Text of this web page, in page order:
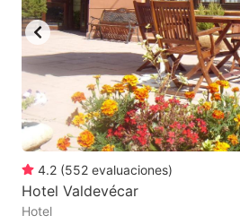
4.2 (552 evaluaciones)
Hotel Valdevécar
Hotel